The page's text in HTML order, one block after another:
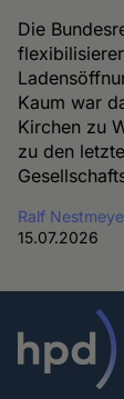
Die
Kaum war
Kirchen zu
zu den
Ralf
15.07.2026